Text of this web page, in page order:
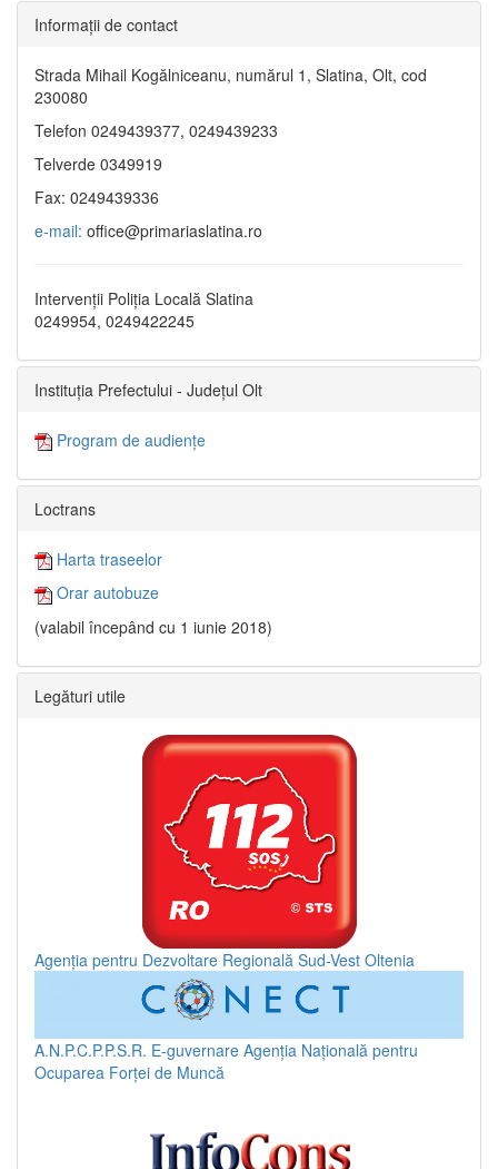
Informaţii de contact
Strada Mihail Kogălniceanu, numărul 1, Slatina, Olt, cod
230080
Telefon 0249439377, 0249439233
Telverde 0349919
Fax: 0249439336
e-mail: office@primariaslatina.ro
Intervenții Poliția Locală Slatina
0249954, 0249422245
Instituția Prefectului - Județul Olt
Program de audiențe
Loctrans
Harta traseelor
Orar autobuze
(valabil începând cu 1 iunie 2018)
Legături utile
Agenția pentru Dezvoltare Regională Sud-Vest Oltenia
A.N.P.C.P.P.S.R. E-guvernare Agenția Națională pentru
Ocuparea Forței de Muncă